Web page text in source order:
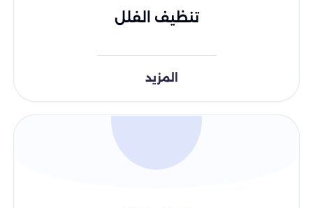
تنظيف الفلل
المزيد